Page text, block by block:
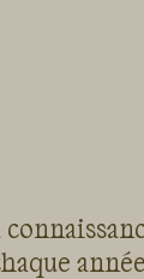
année